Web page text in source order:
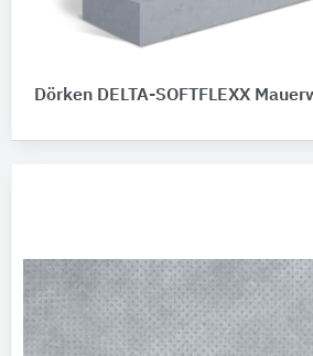
Dörken DELTA-SOFTFLEXX